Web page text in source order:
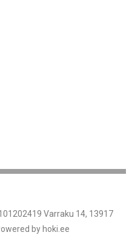
Varraku 14, 13917
by hoki.ee